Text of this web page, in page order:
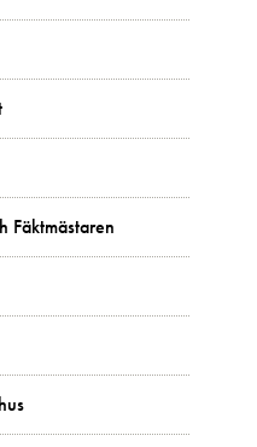
Fäktmästaren